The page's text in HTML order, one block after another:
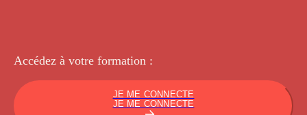
Accédez à votre formation :
JE ME CONNECTE
JE ME CONNECTE